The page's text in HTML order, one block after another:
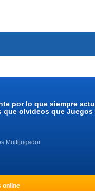
por lo que siempre
olvideos que
Multijugador
online